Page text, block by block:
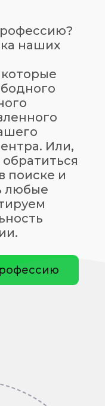
наших
Или,
поиске и
любые